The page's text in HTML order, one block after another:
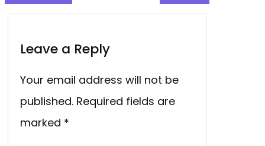
Leave a Reply
Your email address will not be
published. Required fields are
marked *